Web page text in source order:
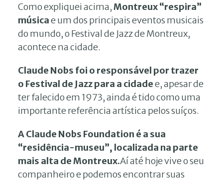
Como expliquei acima,Montreux “respira”
músicae um dos principais eventos musicais
do mundo, o Festival de Jazz de Montreux,
acontece na cidade.
Claude Nobs foi o responsável por trazer
o Festival de Jazz para a cidadee, apesar de
ter falecido em 1973, ainda é tido como uma
importante referência artística pelos suíços.
A Claude Nobs Foundation é a sua
“residência-museu”, localizada na parte
mais alta de Montreux.Aí até hoje vive o seu
companheiro e podemos encontrar suas